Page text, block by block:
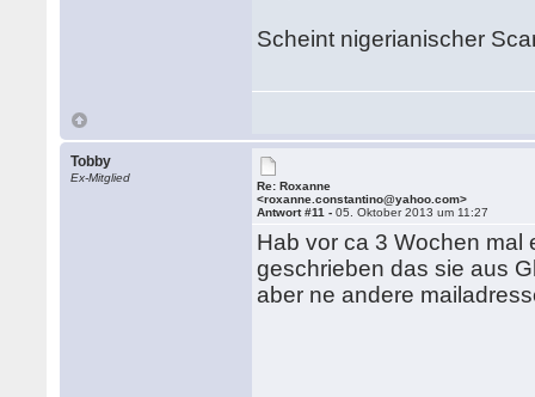
Scheint nigerianischer
Tobby
Ex-Mitglied
Re: Roxanne
<roxanne.constantino@yahoo.com>
Antwort #11 -05. Oktober 2013 um 11:27
Hab vor ca 3 Wochen mal
geschrieben das sie aus
aber ne andere